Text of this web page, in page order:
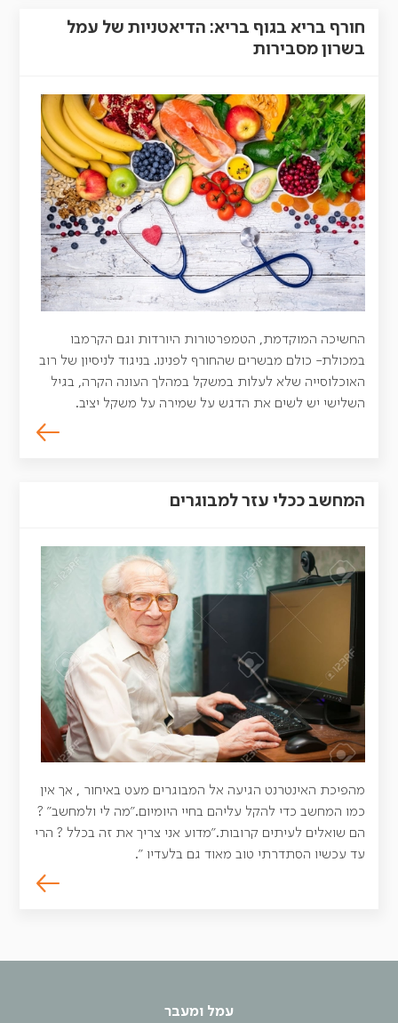
חורף בריא בגוף בריא: הדיאטניות של עמל
בשרון מסבירות
החשיכה המוקדמת, הטמפרטורות היורדות וגם הקרמבו
במכולת- כולם מבשרים שהחורף לפנינו. בניגוד לניסיון של רוב
האוכלוסייה שלא לעלות במשקל במהלך העונה הקרה, בגיל
השלישי יש לשים את הדגש על שמירה על משקל יציב.
המחשב ככלי עזר למבוגרים
מהפיכת האינטרנט הגיעה אל המבוגרים מעט באיחור , אך אין
כמו המחשב כדי להקל עליהם בחיי היומיום."מה לי ולמחשב" ?
הם שואלים לעיתים קרובות."מדוע אני צריך את זה בכלל ? הרי
עד עכשיו הסתדרתי טוב מאוד גם בלעדיו ".
עמל ומעבר